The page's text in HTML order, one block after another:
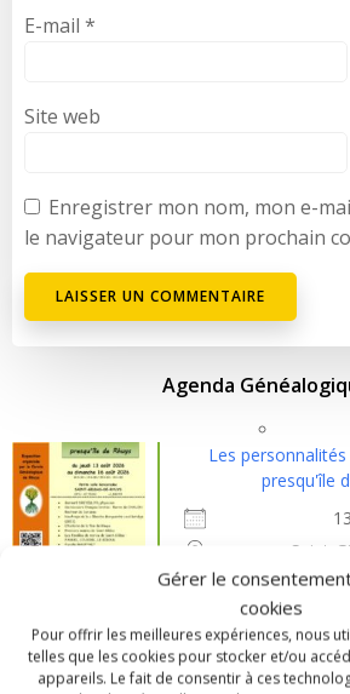
Gérer le
cookies
Pour offrir les meilleures expériences, nous
telles que les cookies pour stocker et/ou
appareils. Le fait de consentir à ces
E-mail *
Site web
Enregistrer mon nom, mon e-
le navigateur pour mon prochain
Agenda
Les
presqu'île
Saint-
Assemblée